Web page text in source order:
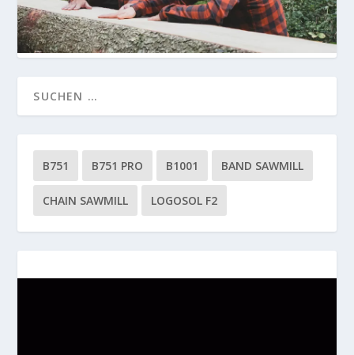
B751 B751 PRO B1001 BAND SAWMILL
CHAIN SAWMILL LOGOSOL F2